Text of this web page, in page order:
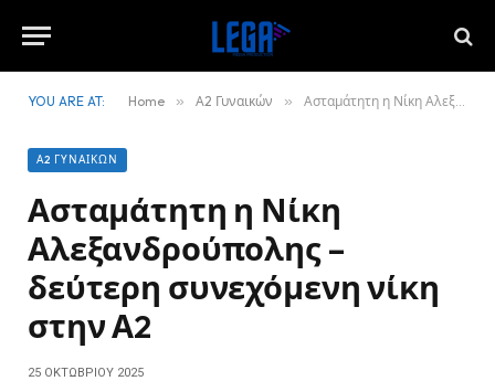
YOU ARE AT: Home » Α2 Γυναικών » Ασταμάτητη η Νίκη Αλεξανδρούπολης – δεύτερη συνεχόμενη νίκη στην Α2
Α2 ΓΥΝΑΙΚΏΝ
Ασταμάτητη η Νίκη
Αλεξανδρούπολης –
δεύτερη συνεχόμενη νίκη
στην Α2
25 ΟΚΤΩΒΡΊΟΥ 2025